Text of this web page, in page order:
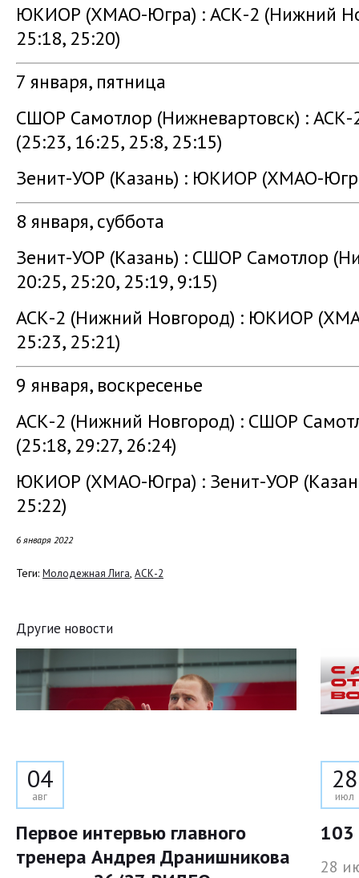
ЮКИОР (ХМАО-Югра) : АСК-2 (Нижний
25:18, 25:20)
7 января, пятница
СШОР Самотлор (Нижневартовск) :
(25:23, 16:25, 25:8, 25:15)
Зенит-УОР (Казань) : ЮКИОР (ХМАО-
8 января, суббота
Зенит-УОР (Казань) : СШОР Самотлор
20:25, 25:20, 25:19, 9:15)
АСК-2 (Нижний Новгород) : ЮКИОР
25:23, 25:21)
9 января, воскресенье
АСК-2 (Нижний Новгород) : СШОР
(25:18, 29:27, 26:24)
ЮКИОР (ХМАО-Югра) : Зенит-УОР
25:22)
6 января 2022
Теги: Молодежная Лига, АСК-2
Другие новости
04
авг
Первое интервью главного
тренера Андрея Дранишникова
28
июл
103
28